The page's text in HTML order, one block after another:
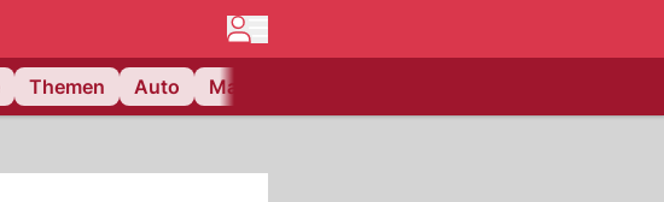
Themen Auto Matchcenter